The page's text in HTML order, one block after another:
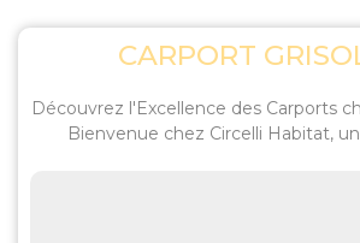
CARPORT
Découvrez l'Excellence des Carports
Bienvenue chez Circelli Habitat,